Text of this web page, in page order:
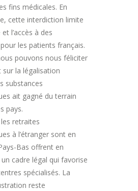
fins médicales. En
cette interdiction limite
l’accès à des
les patients français.
pouvons nous féliciter
sur la légalisation
substances
ait gagné du terrain
pays.
retraites
à l’étranger sont en
Bas offrent en
un cadre légal qui favorise
spécialisés. La
reste